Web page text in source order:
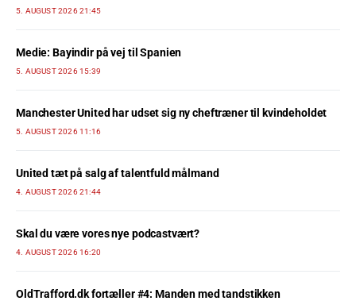
5. AUGUST 2026 21:45
Medie: Bayindir på vej til Spanien
5. AUGUST 2026 15:39
Manchester United har udset sig ny cheftræner til kvindeholdet
5. AUGUST 2026 11:16
United tæt på salg af talentfuld målmand
4. AUGUST 2026 21:44
Skal du være vores nye podcastvært?
4. AUGUST 2026 16:20
OldTrafford.dk fortæller #4: Manden med tandstikken